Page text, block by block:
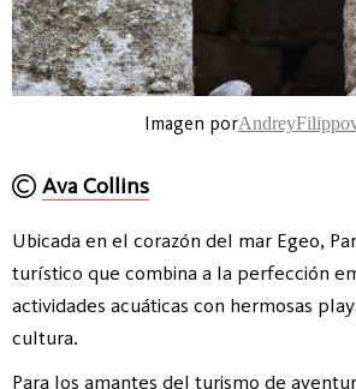
Imagen por
Ava Collins
Ubicada en el corazón del mar Egeo,
turístico que combina a la perfección
actividades acuáticas con hermosas
cultura.
Para los amantes del turismo de